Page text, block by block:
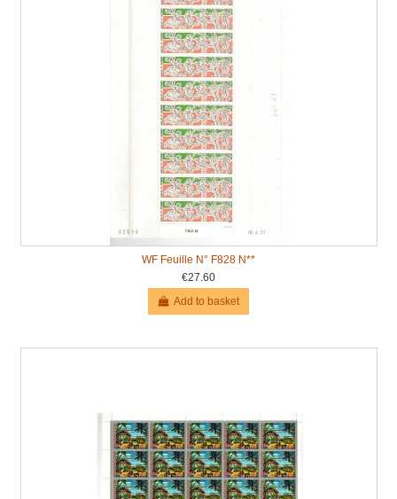
WF Feuille N° F828 N**
€27.60
Add to basket